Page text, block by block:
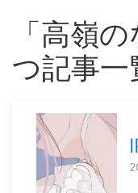
「高嶺
つ記事一